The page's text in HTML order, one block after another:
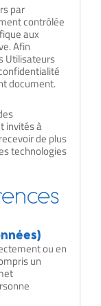
par
contrôlée
aux
Afin
Utilisateurs
document.
invités à
de plus
technologies
ou en
un